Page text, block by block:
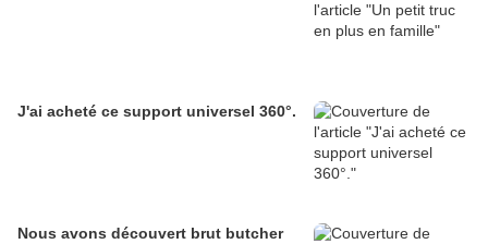
J'ai acheté ce support universel 360°.
Nous avons découvert brut butcher